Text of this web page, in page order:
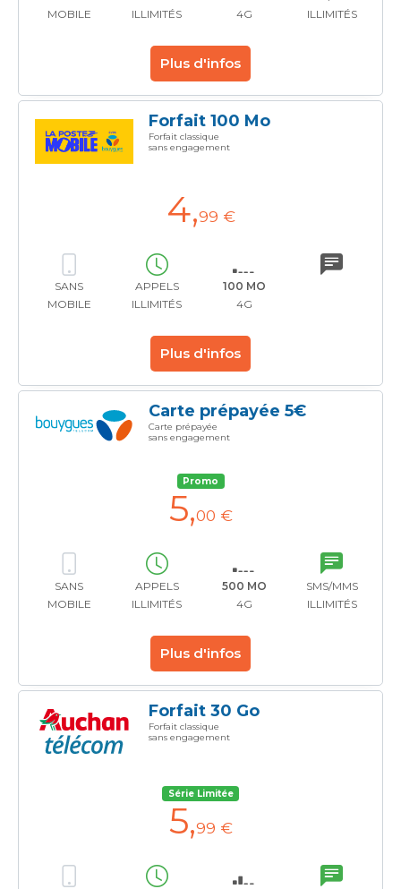
MOBILE
ILLIMITÉS
4G
ILLIMITÉS
Plus d'infos
Forfait 100 Mo
Forfait classique
sans engagement
4,99 €
SANS
MOBILE
APPELS
ILLIMITÉS
100 MO
4G
Plus d'infos
Carte prépayée 5€
Carte prépayée
sans engagement
Promo
5,00 €
SANS
MOBILE
APPELS
ILLIMITÉS
500 MO
4G
SMS/MMS
ILLIMITÉS
Plus d'infos
Forfait 30 Go
Forfait classique
sans engagement
Série Limitée
5,99 €